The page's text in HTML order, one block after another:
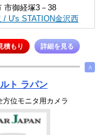
市御経塚3－38
/ U's STATION金沢西
積もり 詳細を見る
∧
ト ラパン
位モニタ用カメラ